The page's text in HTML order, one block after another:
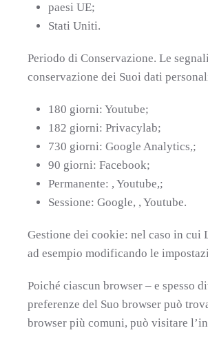
paesi UE;
Stati Uniti.
Periodo di Conservazione. Le
conservazione dei Suoi dati
180 giorni: Youtube;
182 giorni: Privacylab;
730 giorni: Google Analytics,;
90 giorni: Facebook;
Permanente: , Youtube,;
Sessione: Google, , Youtube.
Gestione dei cookie: nel caso in cui
ad esempio modificando le
Poiché ciascun browser – e spesso
preferenze del Suo browser può
browser più comuni, può visitare